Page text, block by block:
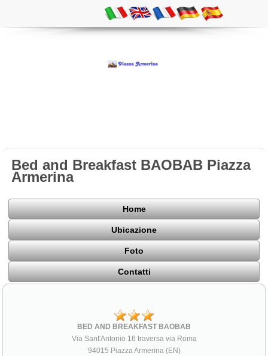
Bed and Breakfast BAOBAB Piazza
Armerina
Home
Ubicazione
Foto
Contatti
BED AND BREAKFAST BAOBAB
Via Sant'Antonio 16 traversa via Roma
94015 Piazza Armerina (EN)